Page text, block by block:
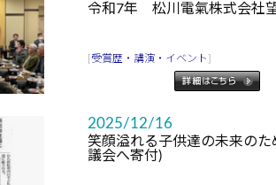
令和7年 松川電氣株式会社
受賞歴・講演・イベント
2025/12/16
笑顔溢れる子供達の未来のた
議会へ寄付)